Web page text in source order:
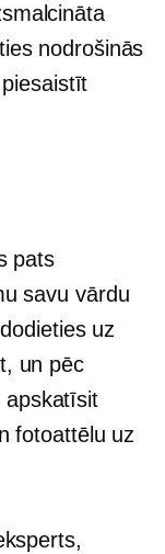
nodrošinās
pats
savu vārdu
uz
un pēc
apskatīsit
fotoattēlu uz